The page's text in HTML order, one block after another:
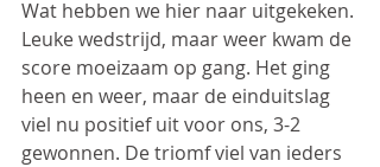
Wat hebben we hier naar uitgekeken.
Leuke wedstrijd, maar weer kwam de
score moeizaam op gang. Het ging
heen en weer, maar de einduitslag
viel nu positief uit voor ons, 3-2
gewonnen. De triomf viel van ieders